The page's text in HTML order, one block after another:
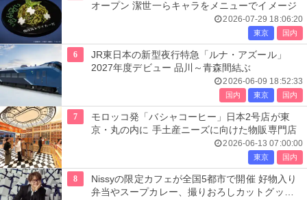
オープン 潔世一らキャラをメニューでイメージ
2026-07-29 18:06:20
東京 国内
6
JR東日本の新型夜行特急「ルナ・アズール」
2027年度デビュー 品川～青森間結ぶ
2026-06-09 18:52:33
国内 東京 国内
7
モロッコ発「バシャコーヒー」日本2号店が東
京・丸の内に 手土産ニーズに向けた物販専門店
2026-06-13 07:00:00
東京 国内
8
Nissyの限定カフェが全国5都市で開催 好物入り
弁当やスープカレー、撮りおろしカットグッズ